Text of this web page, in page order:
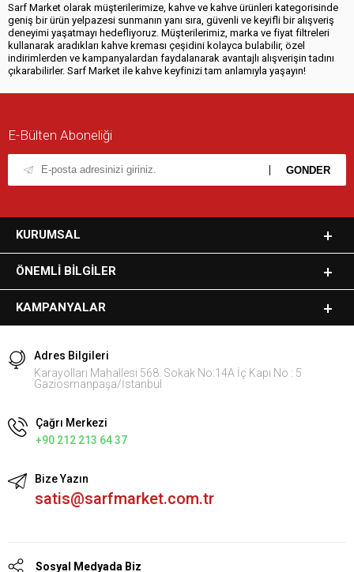
Sarf Market olarak müşterilerimize, kahve ve kahve ürünleri kategorisinde
geniş bir ürün yelpazesi sunmanın yanı sıra, güvenli ve keyifli bir alışveriş
deneyimi yaşatmayı hedefliyoruz. Müşterilerimiz, marka ve fiyat filtreleri
kullanarak aradıkları kahve kreması çeşidini kolayca bulabilir, özel
indirimlerden ve kampanyalardan faydalanarak avantajlı alışverişin tadını
çıkarabilirler. Sarf Market ile kahve keyfinizi tam anlamıyla yaşayın!
E-Bülten Aboneliği
KURUMSAL
ÖNEMLI BILGILER
KAMPANYALAR
Adres Bilgileri
Karayolları Mahallesi 568. Sokak No:14A İç Kapı No : 5
Gaziosmanpaşa/İstanbul
Çağrı Merkezi
+90 212 213 64 37
Bize Yazın
satis@sarfmarket.com.tr
Sosyal Medyada Biz